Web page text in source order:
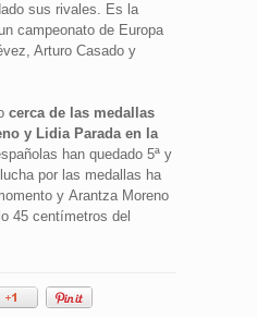
sus rivales. Es la
campeonato de Europa
Arturo Casado y
cerca de las medallas
y Lidia Parada en la
han quedado 5ª y
por las medallas ha
y Arantza Moreno
45 centímetros del